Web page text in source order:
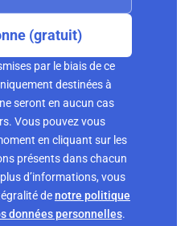
(gratuit)
par le biais de ce
destinées à
seront en aucun cas
Vous pouvez vous
en cliquant sur les
présents dans chacun
d’informations, vous
denotre politique
données personnelles.